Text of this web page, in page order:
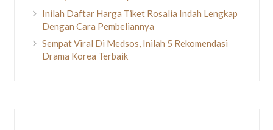
Inilah Daftar Harga Tiket Rosalia Indah Lengkap
Dengan Cara Pembeliannya
Sempat Viral Di Medsos, Inilah 5 Rekomendasi
Drama Korea Terbaik